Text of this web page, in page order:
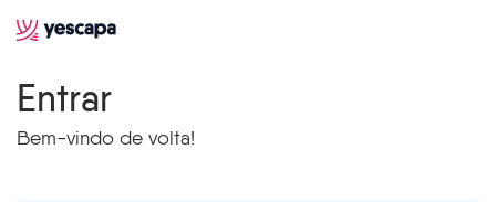
Entrar
Bem-vindo de volta!